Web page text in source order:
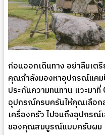
ก่อนออกเดินทาง อย่าลืมเต
คุณกำลังมองหาอุปกรณ์แค
ประกันความทนทาน แวะมาที่
อุปกรณ์ครบครันให้คุณเลือก
เครื่องครัว ไปจนถึงอุปกรณ์
ของคุณสมบูรณ์แบบครับผม